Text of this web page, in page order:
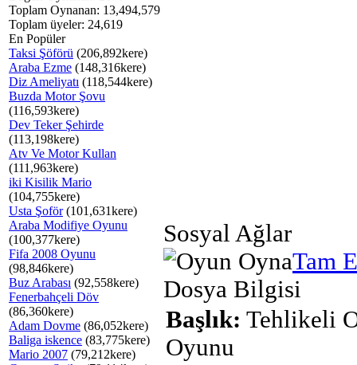
Toplam Oynanan: 13,494,579
Toplam üyeler: 24,619
En Popüler
Taksi Şöförü (206,892kere)
Araba Ezme (148,316kere)
Diz Ameliyatı (118,544kere)
Buzda Motor Şovu
(116,593kere)
Dev Teker Şehirde
(113,198kere)
Atv Ve Motor Kullan
(111,963kere)
iki Kisilik Mario
(104,755kere)
Usta Şoför(101,631kere)
Araba Modifiye Oyunu
(100,377kere)
Fifa 2008 Oyunu
(98,846kere)
Buz Arabası (92,558kere)
Fenerbahçeli Döv
(86,360kere)
Adam Dovme (86,052kere)
Baliga iskence (83,775kere)
Mario 2007 (79,212kere)
Sosyal Ağlar
Tam
Dosya Bilgisi
Başlık: Tehlikeli
Oyunu